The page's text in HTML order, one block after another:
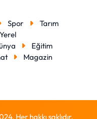
Spor
Tarım
Yerel
Eğitim
Magazin
Her hakkı saklıdır.